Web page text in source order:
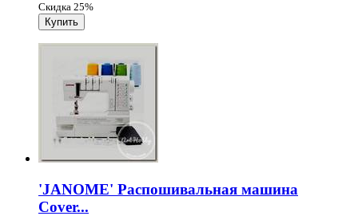
Скидка 25%
'JANOME' Распошивальная машина
Cover...